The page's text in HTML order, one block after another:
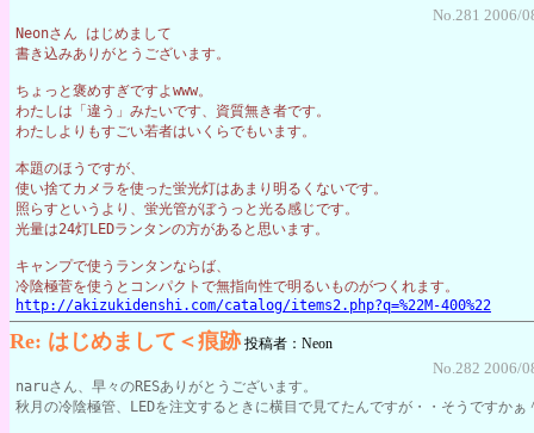
No.281 2006/
Neonさん はじめまして
書き込みありがとうございます。
ちょっと褒めすぎですよwww。
わたしは「違う」みたいです、資質無き者です。
わたしよりもすごい若者はいくらでもいます。
本題のほうですが、
使い捨てカメラを使った蛍光灯はあまり明るくないです。
照らすというより、蛍光管がぼうっと光る感じです。
光量は24灯LEDランタンの方があると思います。
キャンプで使うランタンならば、
冷陰極菅を使うとコンパクトで無指向性で明るいものがつくれます。
http://akizukidenshi.com/catalog/items2.php?q=%22M-400%22
Re: はじめまして＜痕跡投稿者：Neon
No.282 2006/
naruさん、早々のRESありがとうございます。
秋月の冷陰極管、LEDを注文するときに横目で見てたんですが・・そうですかぁ